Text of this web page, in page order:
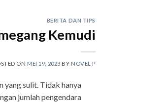
BERITA DAN TIPS
Kemudi
ON MEI 19, 2023 BY NOVEL P
yang sulit. Tidak hanya
jumlah pengendara